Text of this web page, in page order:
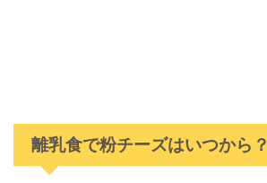
離乳食で粉チーズはいつから？